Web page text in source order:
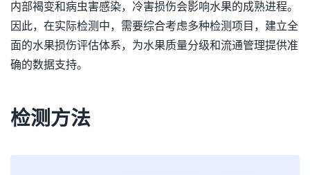
内部褐变和病虫害感染，冷害损伤会影响水果的成熟进程。
因此，在实际检测中，需要综合考虑多种检测项目，建立全
面的水果损伤评估体系，为水果质量分级和流通管理提供准
确的数据支持。
检测方法